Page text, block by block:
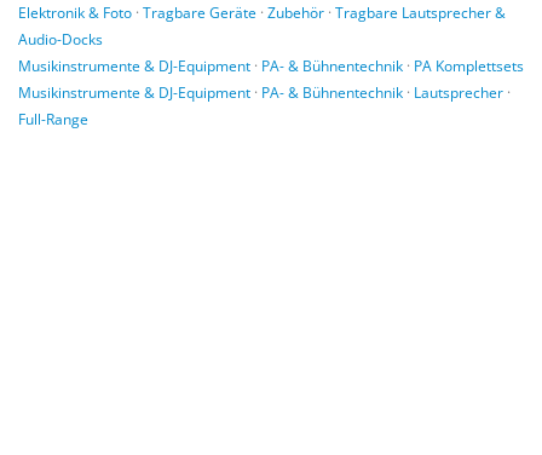
Elektronik & Foto · Tragbare Geräte · Zubehör · Tragbare Lautsprecher &
Audio-Docks
Musikinstrumente & DJ-Equipment · PA- & Bühnentechnik · PA Komplettsets
Musikinstrumente & DJ-Equipment · PA- & Bühnentechnik · Lautsprecher ·
Full-Range